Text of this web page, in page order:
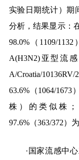
实验日期统计）期
分析，结果显示：
98.0%（1109/
A(H3N2)亚型流
A/Croatia/10136RV/
63.6%（1064/1673
株）的类似株；
97.6%（363/372）
·国家流感中